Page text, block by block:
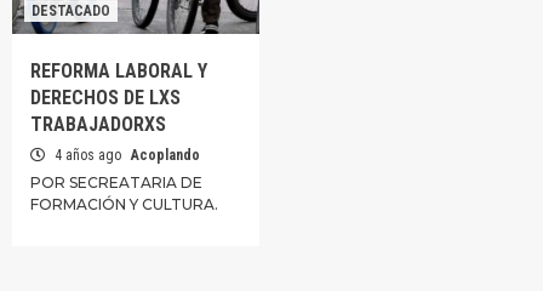
DESTACADO
REFORMA LABORAL Y
DERECHOS DE LXS
TRABAJADORXS
4 años ago Acoplando
POR SECREATARIA DE
FORMACIÓN Y CULTURA.